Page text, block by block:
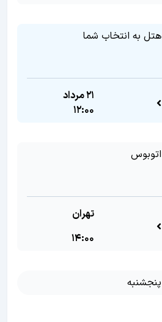
هتل به انتخاب شما
21 مرداد
12:00
اتوبوس
تهران
14:00
پنجشنبه